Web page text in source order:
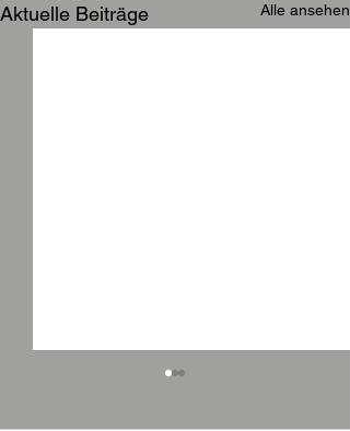
Aktuelle Beiträge Alle ansehen